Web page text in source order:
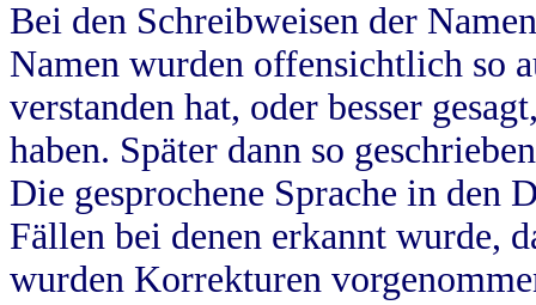
Bei den Schreibweisen der
Namen wurden offensichtlich so
verstanden hat, oder besser
haben. Später dann so
Die gesprochene Sprache in
Fällen bei denen erkannt wurde,
wurden Korrekturen